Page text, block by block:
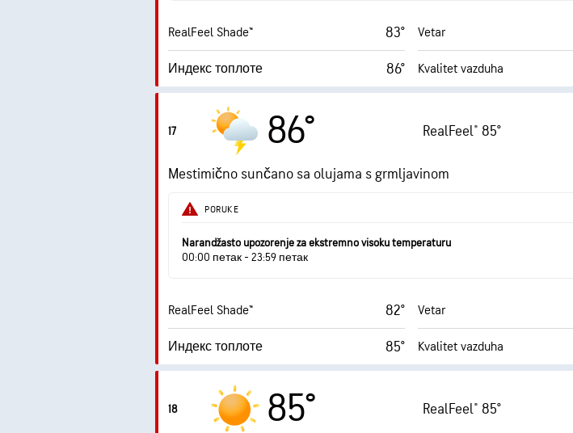
RealFeel Shade™ 83°
Индекс топлоте 86°
Vetar
Kvalitet vazduha
Maksimalni indeks UV zračenja
Udari vetra
Vlažnost 33%
Tačka rose
AccuLumen Brightness
Oblačno
Izuzetno oblačno
17 86° RealFeel® 85°
Mestimično sunčano sa olujama s grmljavinom
PORUKE
Narandžasto upozorenje za ekstremno visoku temperaturu
00:00 петак - 23:59 петак
RealFeel Shade™ 82°
Индекс топлоте 85°
Vetar
Kvalitet vazduha
Maksimalni indeks UV
zračenja
AccuLumen Brightness
Oblačno
18 85° RealFeel® 85°